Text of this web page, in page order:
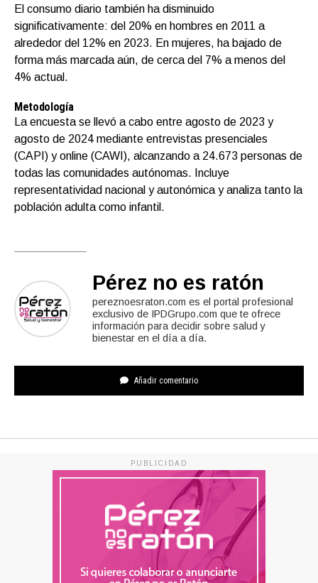
El consumo diario también ha disminuido
significativamente: del 20% en hombres en 2011 a
alrededor del 12% en 2023. En mujeres, ha bajado de
forma más marcada aún, de cerca del 7% a menos del
4% actual.
Metodología
La encuesta se llevó a cabo entre agosto de 2023 y
agosto de 2024 mediante entrevistas presenciales
(CAPI) y online (CAWI), alcanzando a 24.673 personas de
todas las comunidades autónomas. Incluye
representatividad nacional y autonómica y analiza tanto la
población adulta como infantil.
Pérez no es ratón
pereznoesraton.com es el portal profesional
exclusivo de IPDGrupo.com que te ofrece
información para decidir sobre salud y
bienestar en el día a día.
Añadir comentario
PUBLICIDAD